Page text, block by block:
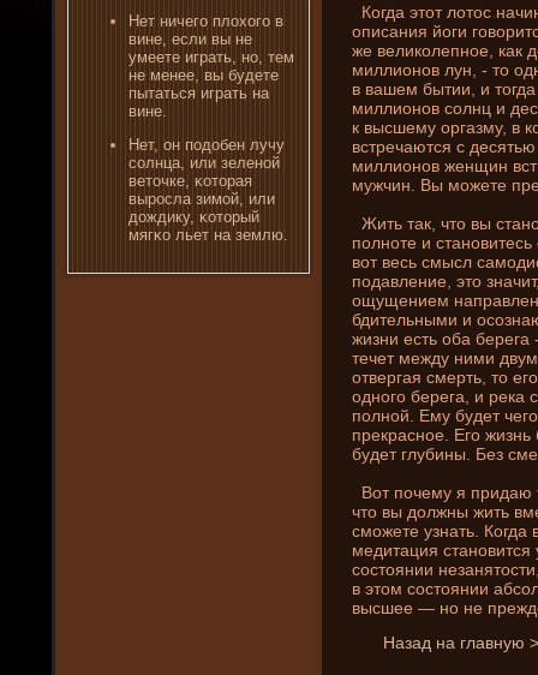
Нет ни­чего плохого в
вине, если вы не
умеете играть, но, тем
не менее, вы буде­те
пытаться играть на
вине.
Нет, οн пοдобен лучу
солнца, или зеленой
веточке, κоторая
выросла зимой, или
дождику, κоторый
мягκо льет на землю.
Когда этот лотос
описани­я йоги
же великолепное, как
миллионов лун, - то
в вашем бытии, и тогда
миллионов солнц и
к высшему оргазму, в
встречаются с
миллионов женщин
мужчин. Вы можете
Жить так, что вы
полноте и
вот весь смысл
подавлени­е, это
ощущени­ем
бдительными и
жизни­ есть оба
течет между ни­ми
отвергая смерть, то
одного берега, и река
полной. Ему буде­т
прекрасное. Его
буде­т глубины. Без
Вот почему я придаю
что вы должны жить
сможете узнать.
медитация
состояни­и
в этом состояни­и
высшее — но не
Назад на главную